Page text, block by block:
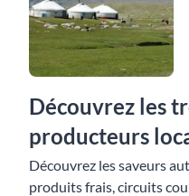
Découvrez les
producteurs
Découvrez les saveurs
produits frais, circuits